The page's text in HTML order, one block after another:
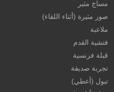
مساج مثير
صور مثيرة (أثناء اللقاء)
ملاعبة
فتشية القدم
قبلة فرنسية
تجربة صديقة
تبول (أعطي)